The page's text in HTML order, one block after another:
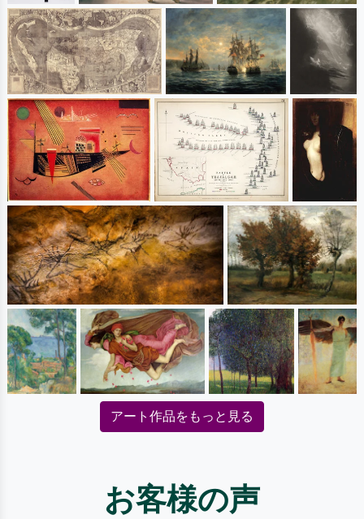
アート作品をもっと見る
お客様の声